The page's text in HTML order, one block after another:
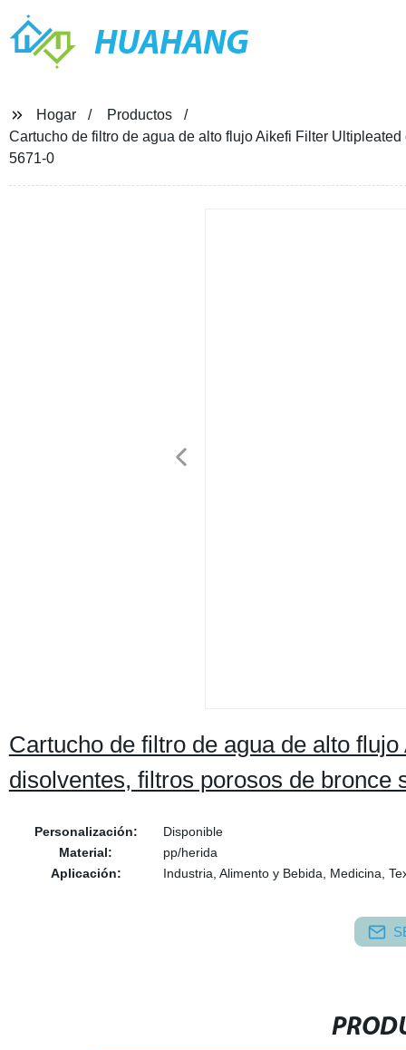
HUAHANG
Hogar
Productos
Cartucho de filtro de agua de alto flujo Aikefi Filter
5671-0
Cartucho de filtro de agua de alto
disolventes, filtros porosos de bronce
Personalización:
Disponible
Material:
pp/herida
Aplicación:
Industria, Alimento y Bebida, Medicina,